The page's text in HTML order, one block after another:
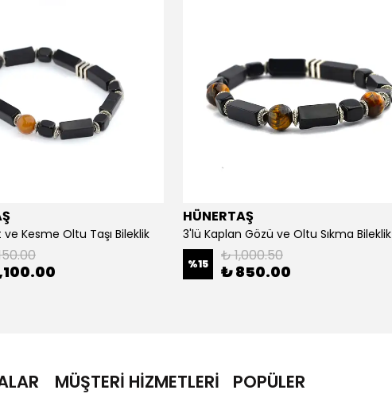
Kesme Oltu Taşı Bileklik
HÜNERTAŞ
3'lü Kaplan Gözü ve Oltu Sıkma Bileklik
%15 ₺ 1,000.50
₺ 850.00
MÜŞTERİ HİZMETLERİ
POPÜLER